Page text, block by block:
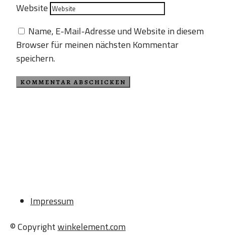
Website
Name, E-Mail-Adresse und Website in diesem
Browser für meinen nächsten Kommentar
speichern.
Impressum
© Copyrightwinkelement.com